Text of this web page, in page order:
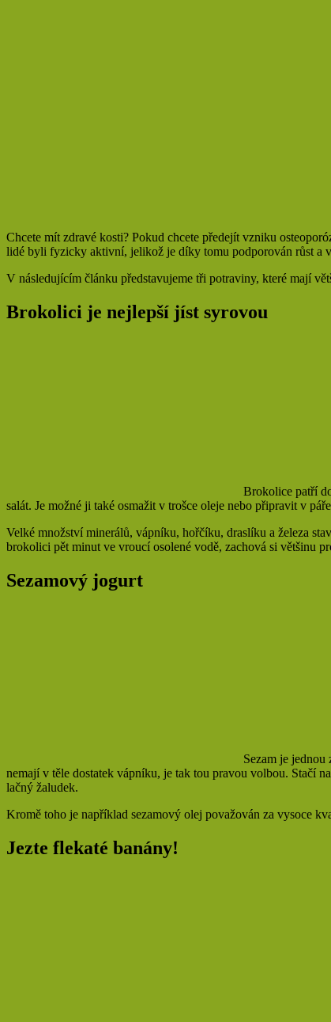
Chcete mít zdravé kosti? Pokud chcete předejít vzniku
lidé byli fyzicky aktivní, jelikož je díky tomu podporován růst a
V následujícím článku představujeme tři potraviny, které mají
Brokolici je nejlepší jíst syrovou
Brokolice patří
salát. Je možné ji také osmažit v trošce oleje nebo připravit v
Velké množství minerálů, vápníku, hořčíku, draslíku a železa
brokolici pět minut ve vroucí osolené vodě, zachová si většinu
Sezamový jogurt
Sezam je
nemají v těle dostatek vápníku, je tak tou pravou volbou. Stačí
lačný žaludek.
Kromě toho je například sezamový olej považován za vysoce
Jezte flekaté banány!